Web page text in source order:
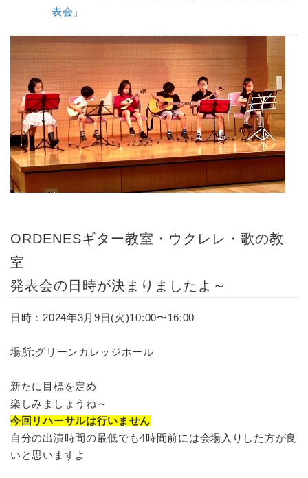
表会」
ORDENESギター教室・ウクレレ・歌の教
室
発表会の日時が決まりましたよ～
日時：2024年3月9日(火)10:00〜16:00
場所:グリーンカレッジホール
新たに目標を定め
楽しみましょうね～
今回リハーサルは行いません
自分の出演時間の最低でも4時間前には会場入りした方が良
いと思いますよ